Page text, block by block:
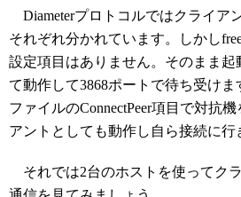
Diameterプロトコルではクライア
それぞれ分かれています。しかし
設定項目はありません。そのまま起
て動作して3868ポートで待ち受けま
ファイルのConnectPeer項目で対抗
アントとしても動作し自ら接続に行
それでは2台のホストを使ってク